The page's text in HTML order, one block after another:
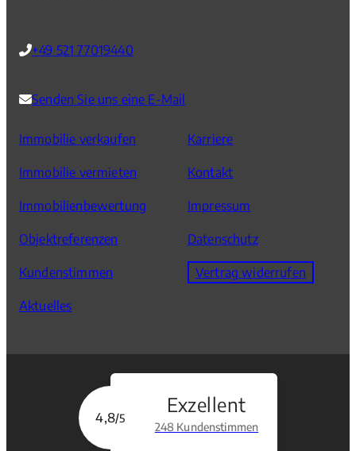
+49 521 77019440
Senden Sie uns eine E-Mail
Immobilie verkaufen
Immobilie vermieten
Immobilienbewertung
Objektreferenzen
Kundenstimmen
Aktuelles
Karriere
Kontakt
Impressum
Datenschutz
Vertrag widerrufen
4,8/5
Exzellent
248 Kundenstimmen